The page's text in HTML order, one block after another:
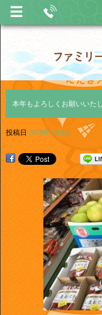
本年もよろしくお願いいたし
投稿日 2018年1月3日